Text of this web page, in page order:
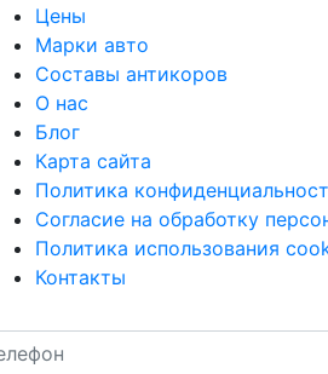
Цены
Марки авто
Составы антикоров
О нас
Блог
Карта сайта
Политика
Согласие на обработку
Политика использования
Контакты